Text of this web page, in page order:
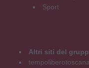
Sport
Altri siti del